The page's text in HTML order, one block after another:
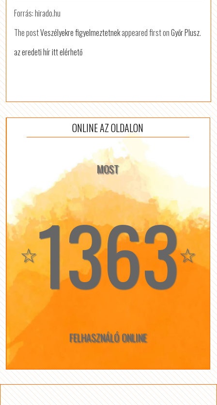
Forrás: hirado.hu
The postVeszélyekre figyelmeztetnekappeared first onGyőr Plusz.
az eredeti hír itt elérhető
ONLINE AZ OLDALON
MOST
☆1363☆
FELHASZNÁLÓ ONLINE